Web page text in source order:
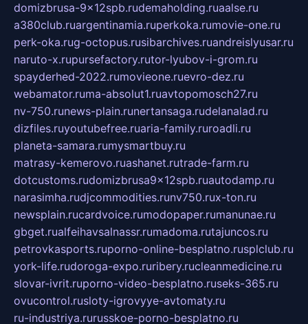
domizbrusa-9x12spb.rudemaholding.ruaalse.ru
a380club.ruargentinamia.ruperkoka.rumovie-one.ru
perk-oka.rug-octopus.rusibarchives.ruandreislyusar.ru
naruto-x.rupursefactory.rutor-lyubov-i-grom.ru
spayderhed-2022.rumovieone.ruevro-dez.ru
webamator.ruma-absolut1.ruavtopomosch27.ru
nv-750.runews-plain.runertansaga.rudelanalad.ru
dizfiles.ruyoutubefree.ruaria-family.ruroadli.ru
planeta-samara.rumysmartbuy.ru
matrasy-kemerovo.ruashanet.rutrade-farm.ru
dotcustoms.rudomizbrusa9x12spb.ruautodamp.ru
narasimha.rudjcommodities.runv750.rux-ton.ru
newsplain.rucardvoice.rumodopaper.rumanunae.ru
gbget.rualfeihavsalnassr.rumadoma.rutajuncos.ru
petrovkasports.ruporno-online-besplatno.rusplclub.ru
york-life.rudoroga-expo.ruribery.rucleanmedicine.ru
slovar-ivrit.ruporno-video-besplatno.ruseks-365.ru
ovucontrol.rusloty-igrovyye-avtomaty.ru
ru-industriya.rurusskoe-porno-besplatno.ru